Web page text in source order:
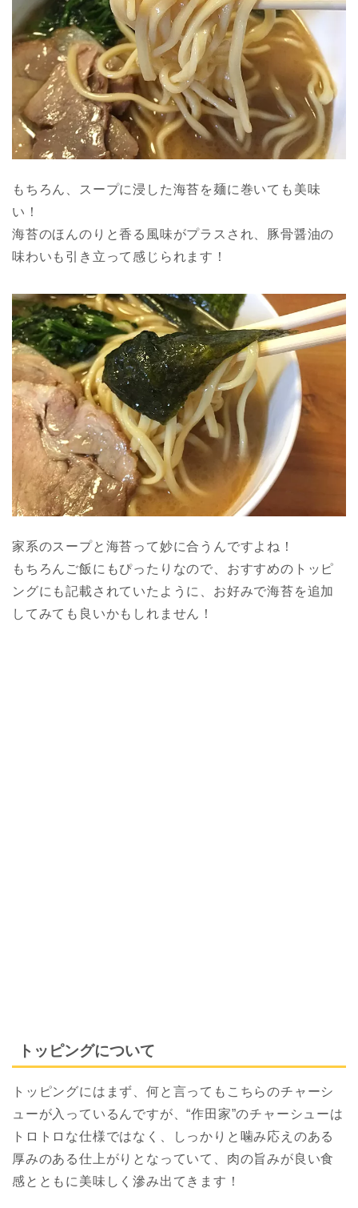
もちろん、スープに浸した海苔を麺に巻いても美味
い！
海苔のほんのりと香る風味がプラスされ、豚骨醤油の
味わいも引き立って感じられます！
家系のスープと海苔って妙に合うんですよね！
もちろんご飯にもぴったりなので、おすすめのトッピ
ングにも記載されていたように、お好みで海苔を追加
してみても良いかもしれません！
トッピングについて
トッピングにはまず、何と言ってもこちらのチャーシ
ューが入っているんですが、“作田家”のチャーシューは
トロトロな仕様ではなく、しっかりと噛み応えのある
厚みのある仕上がりとなっていて、肉の旨みが良い食
感とともに美味しく滲み出てきます！